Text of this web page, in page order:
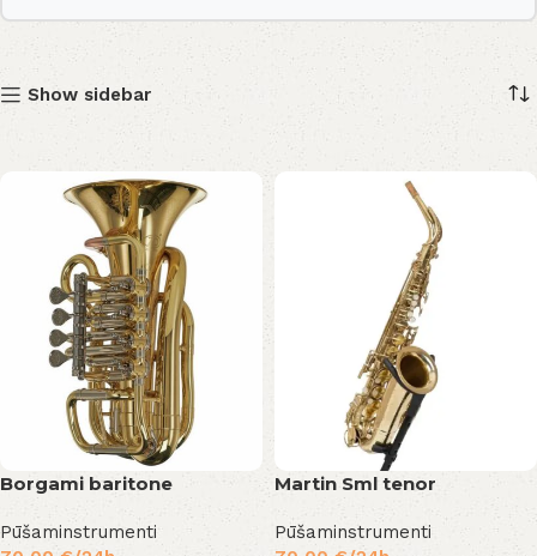
Show sidebar
Borgami baritone
Pūšaminstrumenti
Martin Sml tenor
Pūšaminstrumenti